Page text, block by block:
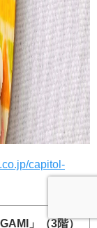
capitol-
」（3階）